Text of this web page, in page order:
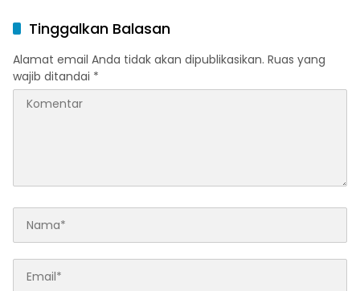
Tinggalkan Balasan
Alamat email Anda tidak akan dipublikasikan. Ruas yang
wajib ditandai *